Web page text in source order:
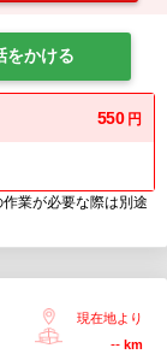
をかける
550 円
業が必要な際は別途
現在地より
-- km